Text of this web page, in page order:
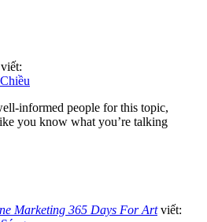
viết:
informed people for this topic,
you know what you’re talking
Marketing 365 Days For Art viết: